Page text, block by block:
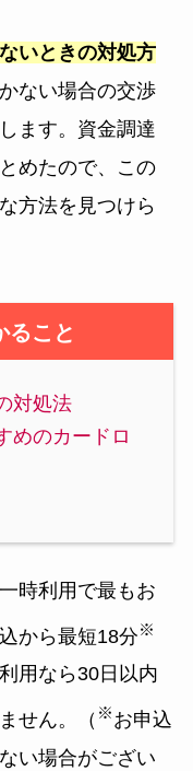
いときの対処方
ない場合の交渉
ます。資金調達
めたので、この
方法を見つけら
ること
対処法
めのカードロ
時利用で最もお
から最短18分※
用なら30日以内
せん。（ ※お申込
い場合がござい